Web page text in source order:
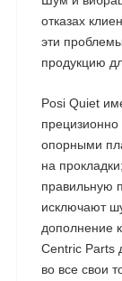
отказах
эти
продукцию
Posi Quiet
опорными
на
правильную
исключают
дополнение
Centric Parts
во все свои